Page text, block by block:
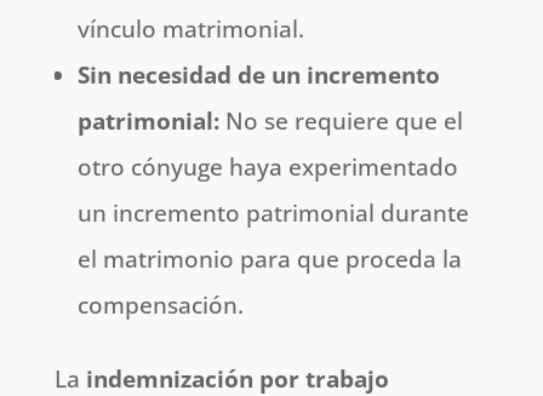
vínculo matrimonial.
Sin necesidad de un incremento
patrimonial:No se requiere que el
otro cónyuge haya experimentado
un incremento patrimonial durante
el matrimonio para que proceda la
compensación.
La indemnización por trabajo